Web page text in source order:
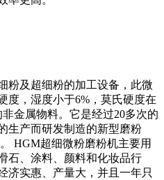
粉及超细粉的加工设备，此微
度，湿度小于6%，莫氏硬度在
金属物料。它是经过20多次的
生产而研发制造的新型磨粉
HGM超细微粉磨粉机主要用
石、涂料、颜料和化妆品行
济实惠、产量大，并且一年只